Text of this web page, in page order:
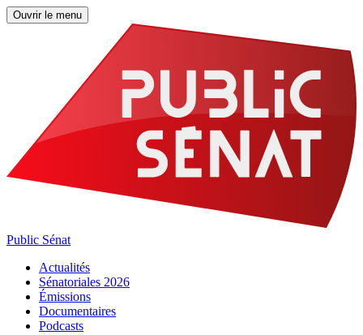
Ouvrir le menu
Public Sénat
Actualités
Sénatoriales 2026
Émissions
Documentaires
Podcasts